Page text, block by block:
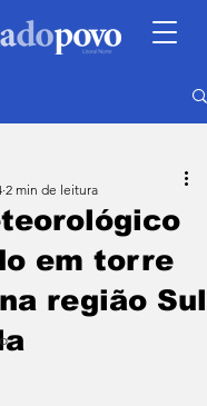
em torre
região Sul
2 min de leitura